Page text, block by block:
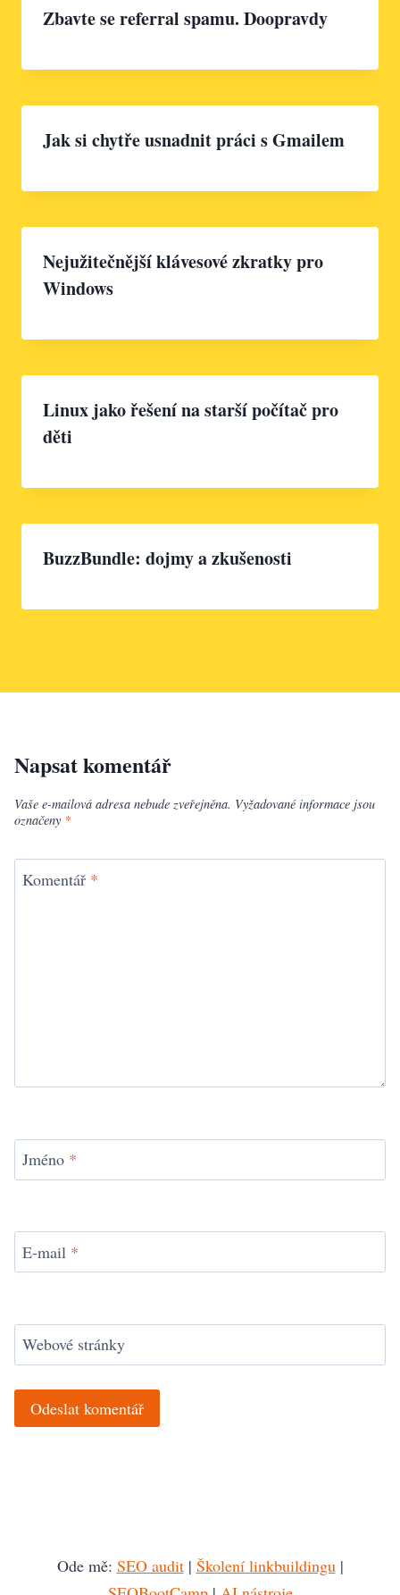
Zbavte se referral spamu. Doopravdy
Jak si chytře usnadnit práci s Gmailem
Nejužitečnější klávesové zkratky pro
Windows
Linux jako řešení na starší počítač pro
děti
BuzzBundle: dojmy a zkušenosti
Napsat komentář
Vaše e-mailová adresa nebude zveřejněna. Vyžadované informace jsou
označeny *
Komentář *
Jméno *
E-mail *
Webové stránky
Ode mě: SEO audit| Školení linkbuildingu|